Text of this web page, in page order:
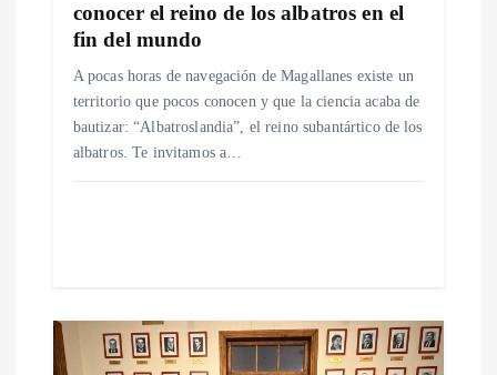
conocer el reino de los albatros en el
fin del mundo
A pocas horas de navegación de Magallanes existe un
territorio que pocos conocen y que la ciencia acaba de
bautizar: “Albatroslandia”, el reino subantártico de los
albatros. Te invitamos a…